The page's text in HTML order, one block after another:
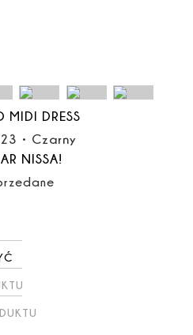
MIDI DRESS
• Czarny
NISSA!